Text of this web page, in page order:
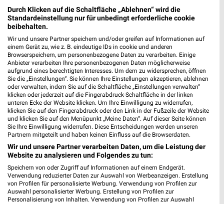
Danziger Str. 1
89250 Senden
522,97 km
Tedi Laupheim
Ulmer Str. 13
88471 Laupheim
Heute 09:00 - 20:00 Uhr | Geöffnet
538,58 km
Picks Raus Münsingen
Lichtensteinstr. 19+21
Durch Klicken auf die Schaltfläche „Ablehnen“ wird die
Standardeinstellung nur für unbedingt erforderliche cookie
beibehalten.
Wir und unsere Partner speichern und/oder greifen auf Informationen auf
einem Gerät zu, wie z. B. eindeutige IDs in cookie und anderen
Browserspeichern, um personenbezogene Daten zu verarbeiten. Einige
Anbieter verarbeiten Ihre personenbezogenen Daten möglicherweise
aufgrund eines berechtigten Interesses. Um dem zu widersprechen, öffnen
Sie die „Einstellungen“. Sie können Ihre Einstellungen akzeptieren, ablehnen
oder verwalten, indem Sie auf die Schaltfläche „Einstellungen verwalten“
klicken oder jederzeit auf die Fingerabdruck-Schaltfläche in der linken
unteren Ecke der Website klicken. Um Ihre Einwilligung zu widerrufen,
klicken Sie auf den Fingerabdruck oder den Link in der Fußzeile der Website
und klicken Sie auf den Menüpunkt „Meine Daten“. Auf dieser Seite können
Sie Ihre Einwilligung widerrufen. Diese Entscheidungen werden unseren
Partnern mitgeteilt und haben keinen Einfluss auf die Browserdaten.
Wir und unsere Partner verarbeiten Daten, um die Leistung der
Website zu analysieren und Folgendes zu tun:
Speichern von oder Zugriff auf Informationen auf einem Endgerät.
Verwendung reduzierter Daten zur Auswahl von Werbeanzeigen. Erstellung
von Profilen für personalisierte Werbung. Verwendung von Profilen zur
Auswahl personalisierter Werbung. Erstellung von Profilen zur
Personalisierung von Inhalten. Verwendung von Profilen zur Auswahl